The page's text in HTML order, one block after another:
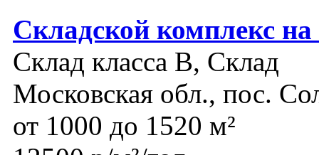
Складской комплекс
Склад класса B, Склад
Московская обл., пос.
от 1000 до 1520 м²